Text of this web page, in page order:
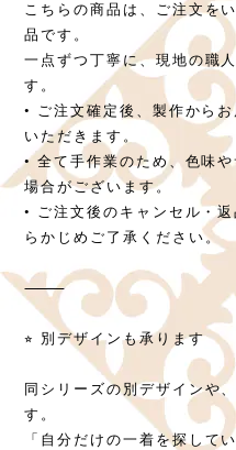
こちらの商品は、ご注文を
品です。
一点ずつ丁寧に、現地の職
す。
• ご注文確定後、製作から
いただきます。
• 全て手作業のため、色味
場合がございます。
• ご注文後のキャンセル・
らかじめご了承ください。
⸻
⭐︎ 別デザインも承ります
同シリーズの別デザインや
す。
「自分だけの一着を探して